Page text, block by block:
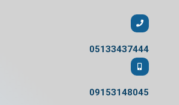
05133437444
09153148045